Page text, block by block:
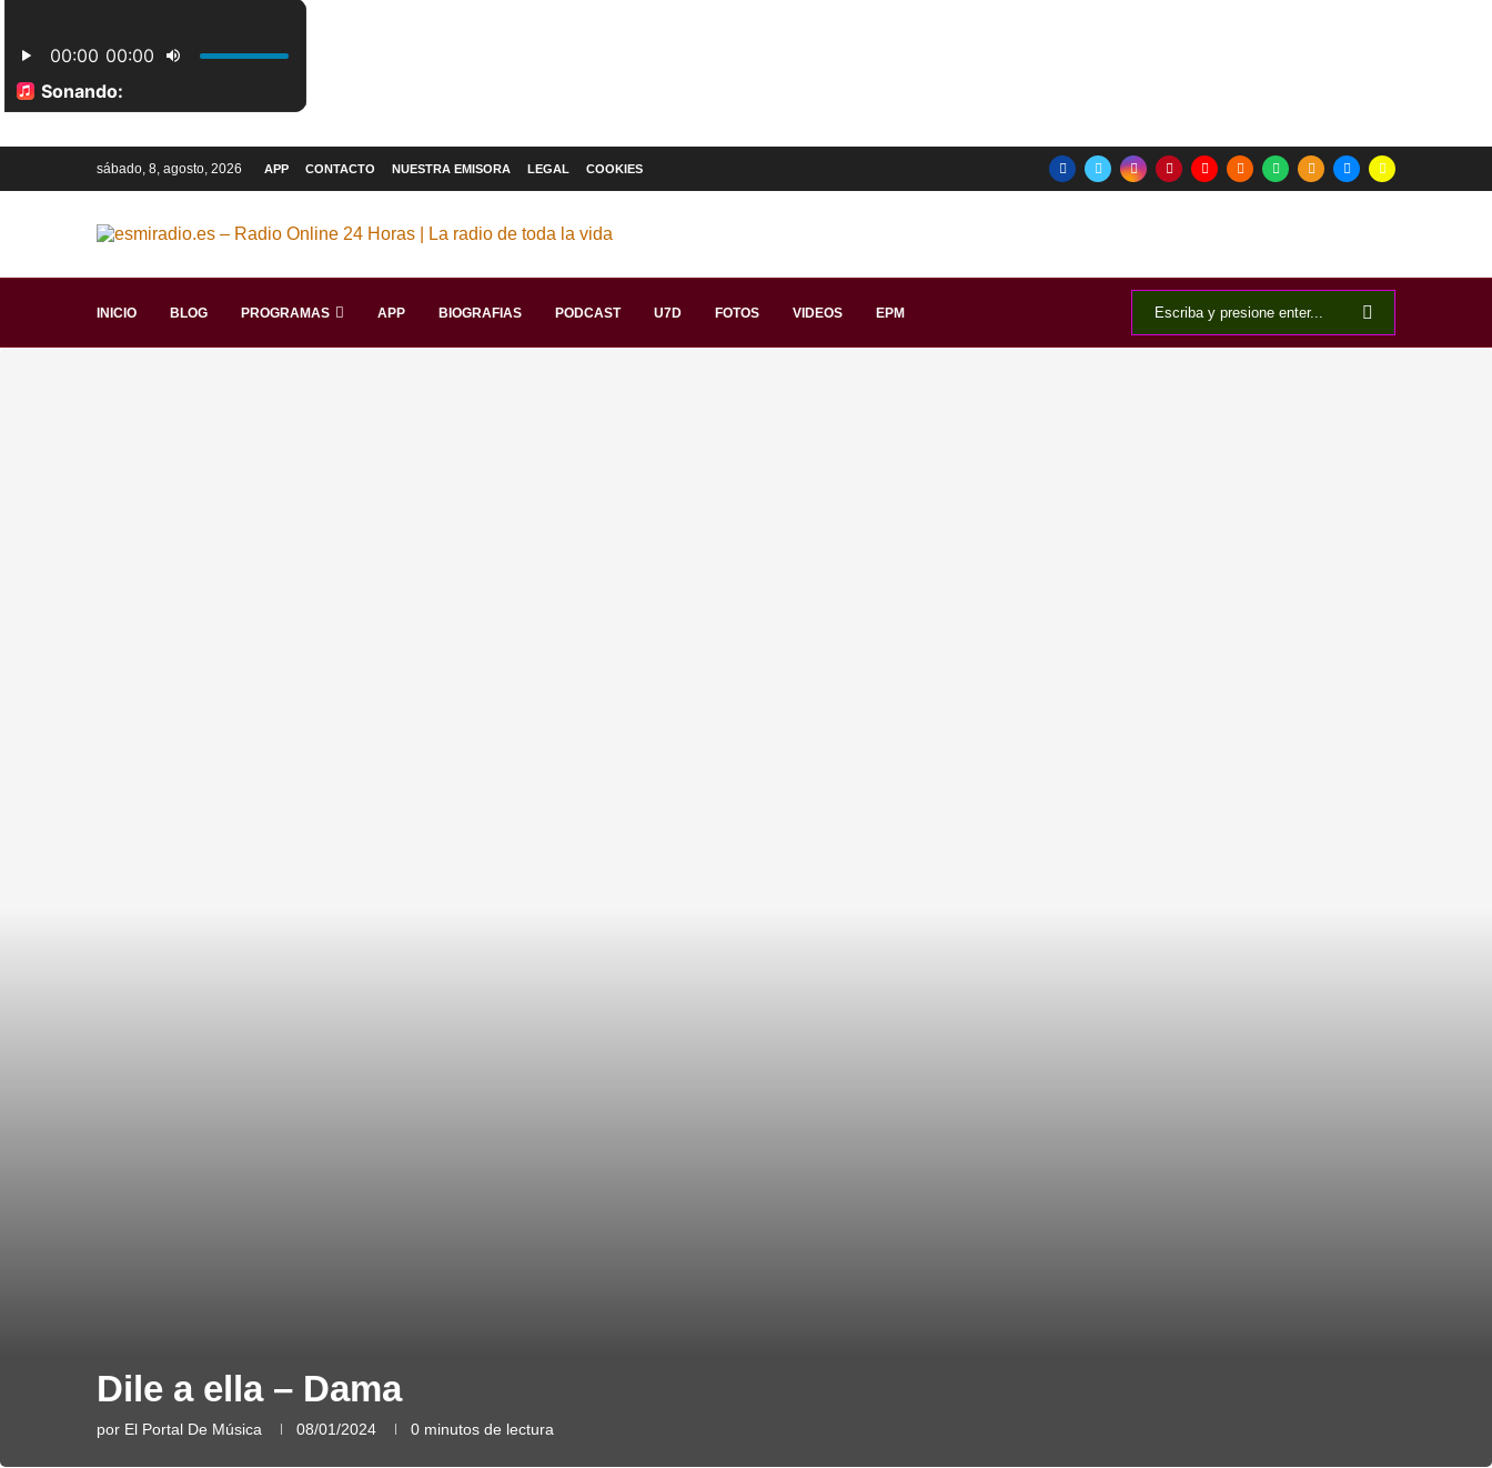
sábado, 8, agosto, 2026 APP CONTACTO NUESTRA EMISORA LEGAL COOKIES
INICIO BLOG PROGRAMAS APP BIOGRAFIAS PODCAST U7D FOTOS VIDEOS EPM
Dile a ella – Dama
por El Portal De Música 08/01/2024 0 minutos de lectura